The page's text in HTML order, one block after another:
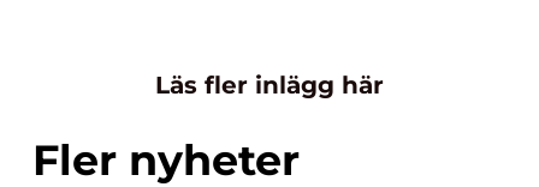
Läs fler inlägg här
Fler nyheter